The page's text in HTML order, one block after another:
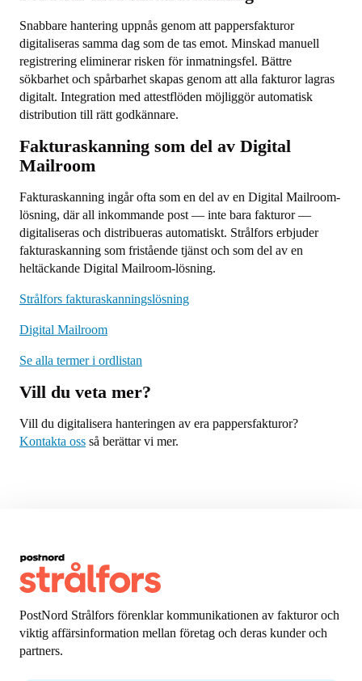
Snabbare hantering uppnås genom att pappersfakturor
digitaliseras samma dag som de tas emot. Minskad manuell
registrering eliminerar risken för inmatningsfel. Bättre
sökbarhet och spårbarhet skapas genom att alla fakturor lagras
digitalt. Integration med attestflöden möjliggör automatisk
distribution till rätt godkännare.
Fakturaskanning som del av Digital
Mailroom
Fakturaskanning ingår ofta som en del av en Digital Mailroom-
lösning, där all inkommande post — inte bara fakturor —
digitaliseras och distribueras automatiskt. Strålfors erbjuder
fakturaskanning som fristående tjänst och som del av en
heltäckande Digital Mailroom-lösning.
Strålfors fakturaskanningslösning
Digital Mailroom
Se alla termer i ordlistan
Vill du veta mer?
Vill du digitalisera hanteringen av era pappersfakturor?
Kontakta oss så berättar vi mer.
PostNord Strålfors förenklar kommunikationen av fakturor och
viktig affärsinformation mellan företag och deras kunder och
partners.